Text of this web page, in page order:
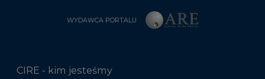
WYDAWCA PORTALU
CIRE - kim jesteśmy